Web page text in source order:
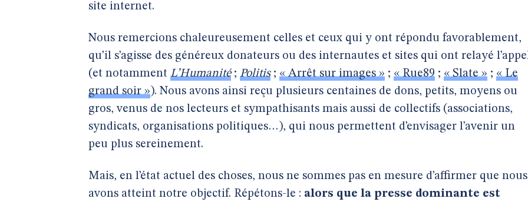
site internet.
Nous remercions chaleureusement celles et ceux qui y ont répondu favorablement,
qu’il s’agisse des généreux donateurs ou des internautes et sites qui ont relayé
(et notamment L’Humanité; Politis; « Arrêt sur images » ; « Rue89 ; « Slate » ; « Le
grand soir »). Nous avons ainsi reçu plusieurs centaines de dons, petits, moyens ou
gros, venus de nos lecteurs et sympathisants mais aussi de collectifs (associations,
syndicats, organisations politiques…), qui nous permettent d’envisager l’avenir un
peu plus sereinement.
Mais, en l’état actuel des choses, nous ne sommes pas en mesure d’affirmer que nous
avons atteint notre objectif. Répétons-le : alors que la presse dominante est